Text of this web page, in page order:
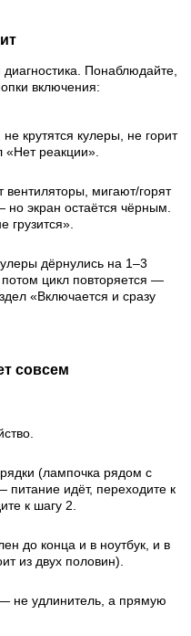
Понаблюдайте,
включения:
не крутятся кулеры, не горит
реакции».
вентиляторы, мигают/горят
экран остаётся чёрным.
грузится».
дёрнулись на 1–3
цикл повторяется —
«Включается и сразу
совсем
(лампочка рядом с
идёт, переходите к
к шагу 2.
до конца и в ноутбук, и в
из двух половин).
не удлинитель, а прямую